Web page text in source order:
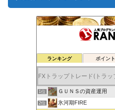
ランキング ポイント
1位 ＧＵＮＳの資産運用
2位 氷河期FIRE